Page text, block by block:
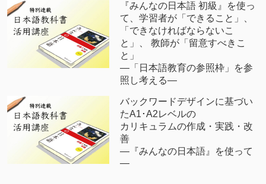
『みんなの日本語 初級』を使っ
て、学習者が「できること」、
「できなければならないこ
と」、 教師が「留意すべきこ
と」
―「日本語教育の参照枠」を参
照し考える―
バックワードデザインに基づい
たA1･A2レベルの
カリキュラムの作成・実践・改
善
―『みんなの日本語』を使って
―